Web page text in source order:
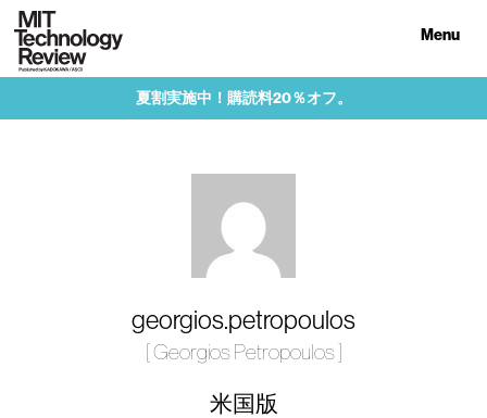
Menu
夏割実施中！購読料20％オフ。
georgios.petropoulos
[ Georgios Petropoulos ]
米国版